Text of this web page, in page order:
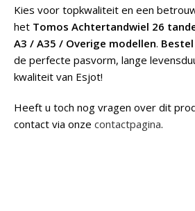
Kies voor topkwaliteit en een
het Tomos Achtertandwiel 26
A3 / A35 / Overige modellen.
de perfecte pasvorm, lange
kwaliteit van Esjot!
Heeft u toch nog vragen over dit
contact via onze contactpagina.